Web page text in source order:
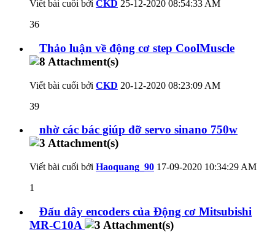
Viết bài cuối bởi CKD 25-12-2020 08:54:33 AM
36
Thảo luận về động cơ step CoolMuscle
Viết bài cuối bởi CKD 20-12-2020 08:23:09 AM
39
nhờ các bác giúp đỡ servo sinano 750w
Viết bài cuối bởi Haoquang_90 17-09-2020 10:34:29 AM
1
Đấu dây encoders của Động cơ Mitsubishi
MR-C10A